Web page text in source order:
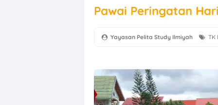
Laporan Zakat,
WANITA
Pawai Peringatan
Yayasan Pelita Study Ilmiyah TK